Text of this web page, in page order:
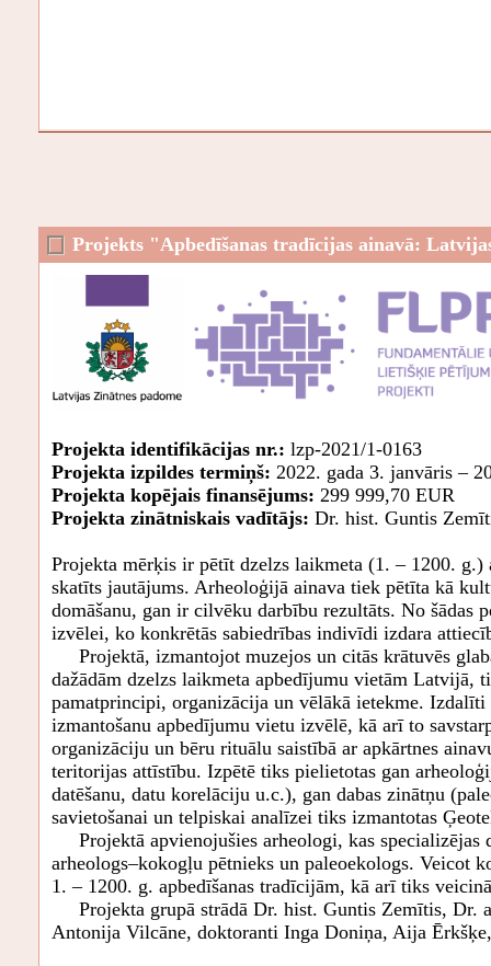
Projekts "Apbedīšanas tradīcijas ainavā:
Projekta identifikācijas nr.: lzp-2021/1-0163
Projekta izpildes termiņš: 2022. gada 3. janvāris –
Projekta kopējais finansējums: 299 999,70 EUR
Projekta zinātniskais vadītājs: Dr. hist. Guntis
Projekta mērķis ir pētīt dzelzs laikmeta (1. – 1200.
skatīts jautājums. Arheoloģijā ainava tiek pētīta kā
domāšanu, gan ir cilvēku darbību rezultāts. No šādas
izvēlei, ko konkrētās sabiedrības indivīdi izdara
Projektā, izmantojot muzejos un citās krātuvēs
dažādām dzelzs laikmeta apbedījumu vietām Latvijā,
pamatprincipi, organizācija un vēlākā ietekme.
izmantošanu apbedījumu vietu izvēlē, kā arī to
organizāciju un bēru rituālu saistībā ar apkārtnes
teritorijas attīstību. Izpētē tiks pielietotas gan
datēšanu, datu korelāciju u.c.), gan dabas zinātņu
savietošanai un telpiskai analīzei tiks izmantotas
Projektā apvienojušies arheologi, kas specializējas
arheologs–kokogļu pētnieks un paleoekologs. Veicot
1. – 1200. g. apbedīšanas tradīcijām, kā arī tiks
Projekta grupā strādā Dr. hist. Guntis Zemītis, Dr.
Antonija Vilcāne, doktoranti Inga Doniņa, Aija